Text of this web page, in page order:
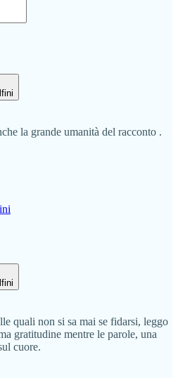
la grande umanità del racconto .
quali non si sa mai se fidarsi, leggo
gratitudine mentre le parole, una
cuore.